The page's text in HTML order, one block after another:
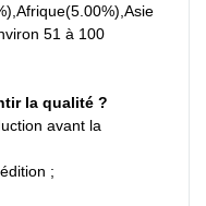
51 à 100
la qualité ?
avant la
;